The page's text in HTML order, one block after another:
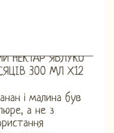
НЕКТАР ЯБЛУКО
300 МЛ Х12
і малина був
а не з